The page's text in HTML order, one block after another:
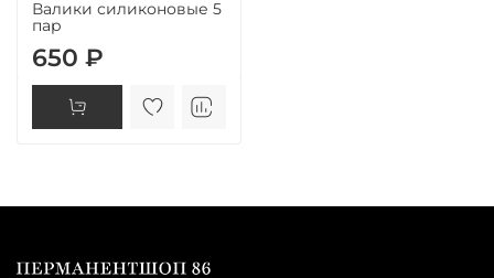
Валики силиконовые 5
пар
650 ₽